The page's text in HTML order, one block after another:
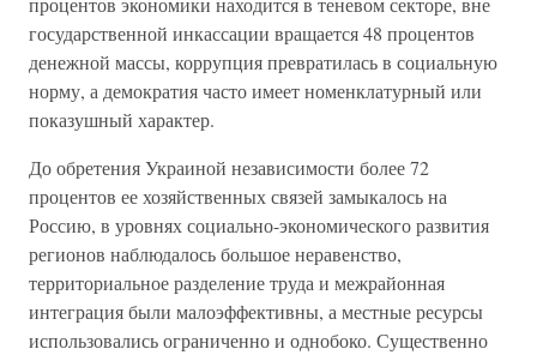
государственной инкассации вращается 48 процентов
денежной массы, коррупция превратилась в социальную
норму, а демократия часто имеет номенклатурный или
показушный характер.
До обретения Украиной независимости более 72
процентов ее хозяйственных связей замыкалось на
Россию, в уровнях социально-экономического развития
регионов наблюдалось большое неравенство,
территориальное разделение труда и межрайонная
интеграция были малоэффективны, а местные ресурсы
использовались ограниченно и однобоко. Существенно